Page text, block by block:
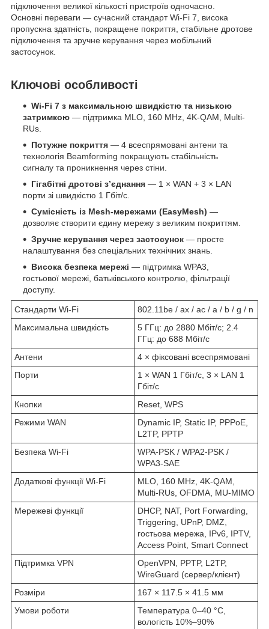
підключення великої кількості пристроїв одночасно.
Основні переваги — сучасний стандарт Wi-Fi 7, висока
пропускна здатність, покращене покриття, стабільне дротове
підключення та зручне керування через мобільний
застосунок.
Ключові особливості
Wi-Fi 7 з максимальною швидкістю та низькою
затримкою — підтримка MLO, 160 MHz, 4K-QAM, Multi-
RUs.
Потужне покриття — 4 всеспрямовані антени та
технологія Beamforming покращують стабільність
сигналу та проникнення через стіни.
Гігабітні дротові з’єднання — 1 × WAN + 3 × LAN
порти зі швидкістю 1 Гбіт/с.
Сумісність із Mesh-мережами (EasyMesh) —
дозволяє створити єдину мережу з великим покриттям.
Зручне керування через застосунок — просте
налаштування без спеціальних технічних знань.
Висока безпека мережі — підтримка WPA3,
гостьової мережі, батьківського контролю, фільтрації
доступу.
Стандарти Wi-Fi
802.11be / ax / ac / a / b / g / n
Максимальна швидкість
5 ГГц: до 2880 Мбіт/с; 2.4
ГГц: до 688 Мбіт/с
Антени
4 × фіксовані всеспрямовані
Порти
1 × WAN 1 Гбіт/с, 3 × LAN 1
Гбіт/с
Кнопки
Reset, WPS
Режими WAN
Dynamic IP, Static IP, PPPoE,
L2TP, PPTP
Безпека Wi-Fi
WPA-PSK / WPA2-PSK /
WPA3-SAE
Додаткові функції Wi-Fi
MLO, 160 MHz, 4K-QAM,
Multi-RUs, OFDMA, MU-MIMO
Мережеві функції
DHCP, NAT, Port Forwarding,
Triggering, UPnP, DMZ,
гостьова мережа, IPv6, IPTV,
Access Point, Smart Connect
Підтримка VPN
OpenVPN, PPTP, L2TP,
WireGuard (сервер/клієнт)
Розміри
167 × 117.5 × 41.5 мм
Умови роботи
Температура 0–40 °C,
вологість 10%–90%